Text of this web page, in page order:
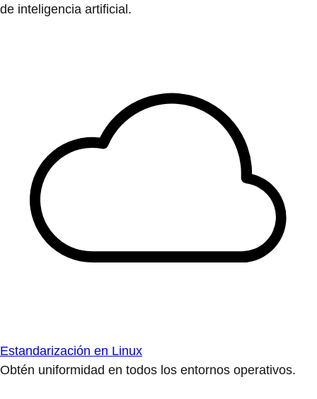
de inteligencia artificial.
Estandarización en Linux
Obtén uniformidad en todos los entornos operativos.